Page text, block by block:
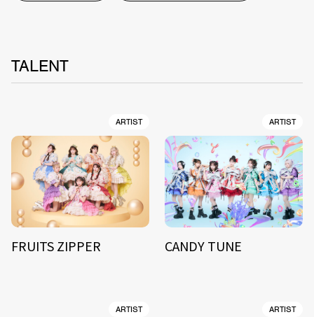
TALENT
ARTIST
FRUITS ZIPPER
ARTIST
CANDY TUNE
ARTIST ARTIST